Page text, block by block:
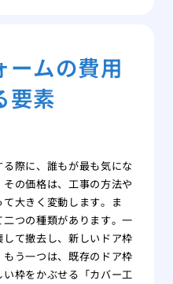
ームの費用
要素
際に、誰もが最も気にな
の価格は、工事の方法や
大きく変動します。ま
つの種類があります。一
て撤去し、新しいドア枠
う一つは、既存のドア枠
枠をかぶせる「カバー工